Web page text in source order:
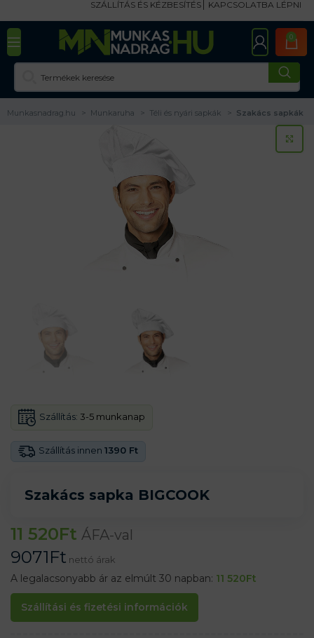
SZÁLLÍTÁS ÉS KÉZBESÍTÉS KAPCSOLATBA LÉPNI
0
Munkasnadrag.hu Munkaruha Téli és nyári sapkák Szakács sapkák
Szakács sapka BIGCOOK
Szállítás innen 1390 Ft
Szállítás: 3-5 munkanap
11 520Ft ÁFA-val
9071Ft nettó árak
A legalacsonyabb ár az elmúlt 30 napban: 11 520Ft
Szállítási és fizetési információk